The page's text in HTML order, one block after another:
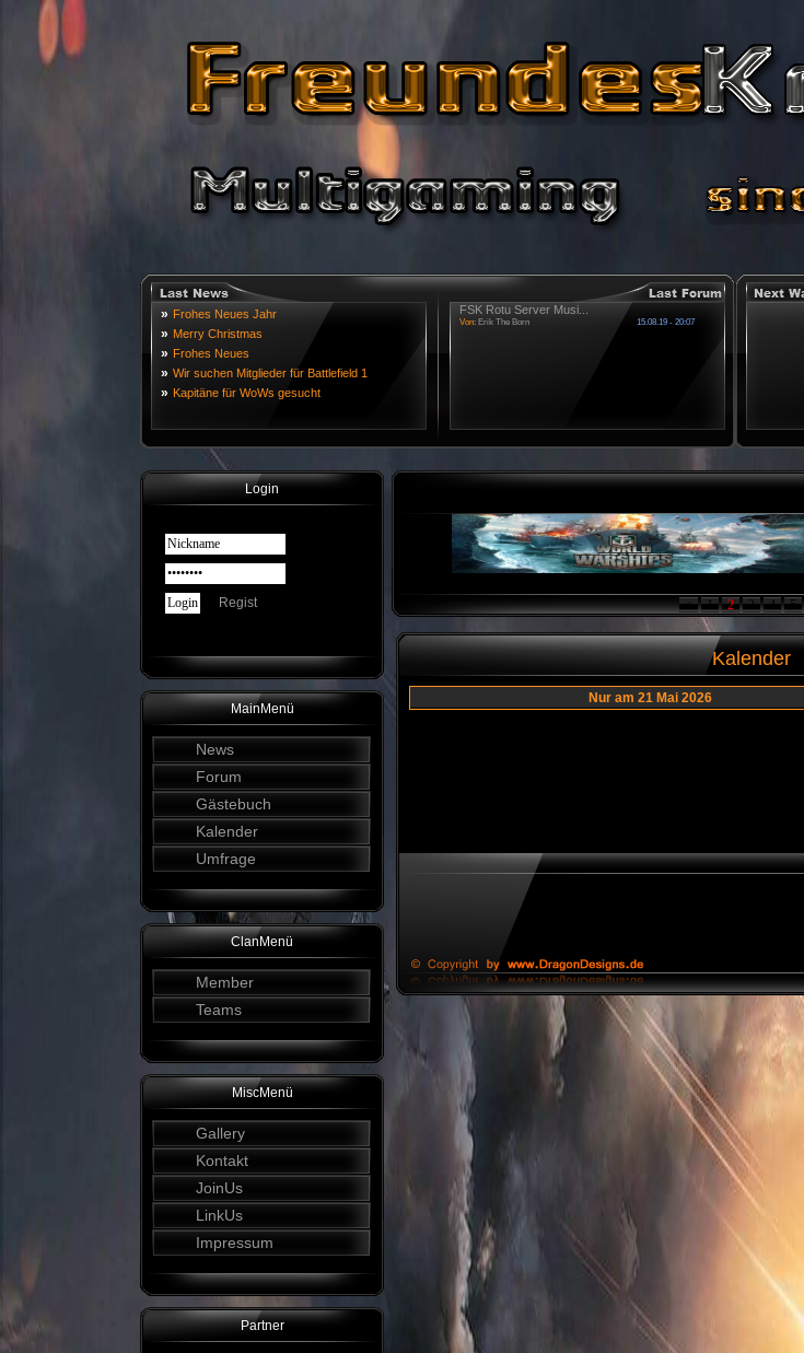
» Frohes Neues Jahr
» Merry Christmas
» Frohes Neues
» Wir suchen Mitglieder für Battlefield 1
» Kapitäne für WoWs gesucht
FSK Rotu Server Musi...
Von: Erik The Born 15.08.19 - 20:07
Login
Regist
MainMenü
News
Forum
Gästebuch
Kalender
Umfrage
ClanMenü
Member
Teams
MiscMenü
Gallery
Kontakt
JoinUs
LinkUs
Impressum
Partner
< 1 2 3 4 5
Kalender
Nur am 21 Mai 2026